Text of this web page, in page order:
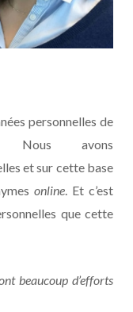
personnelles de
Nous avons
et sur cette base
online. Et c’est
que cette
beaucoup d’efforts